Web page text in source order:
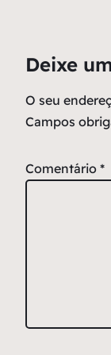
Deixe
O seu
Campos
Comentário *